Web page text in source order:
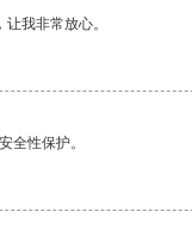
我非常放心。
全性保护。